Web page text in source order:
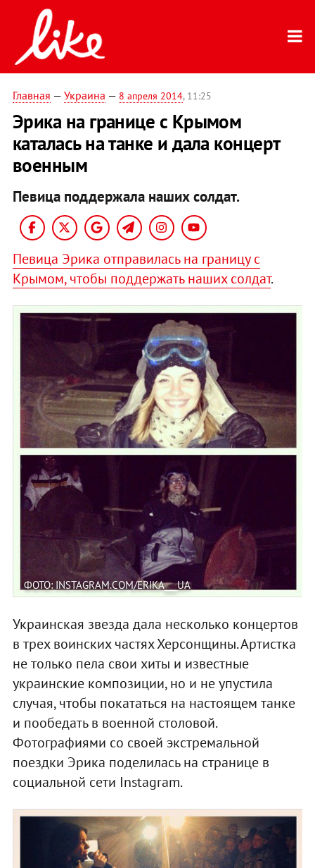
Главная — Украина — 8 апреля 2014, 11:25
Эрика на границе с Крымом
каталась на танке и дала концерт
военным
Певица поддержала наших солдат.
Певица Эрика отправилась на границу с
Крымом, чтобы поддержать наших солдат.
ФОТО: INSTAGRAM.COM/ERIKA___UA
Украинская звезда дала несколько концертов
в трех воинских частях Херсонщины. Артистка
не только пела свои хиты и известные
украинские композиции, но и не упустила
случая, чтобы покататься на настоящем танке
и пообедать в военной столовой.
Фотографиями со своей экстремальной
поездки Эрика поделилась на странице в
социальной сети Instаgram.